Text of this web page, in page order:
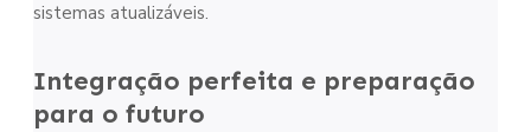
sistemas atualizáveis.
Integração perfeita e preparação
para o futuro